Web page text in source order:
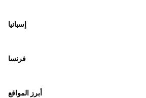
إسبانيا
فرنسا
أبرز المواقع